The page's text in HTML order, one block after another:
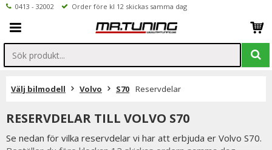
0413 - 32002 Order före kl 12 skickas samma dag
Välj bilmodell Volvo S70 Reservdelar
RESERVDELAR TILL VOLVO S70
Se nedan för vilka reservdelar vi har att erbjuda er Volvo S70.